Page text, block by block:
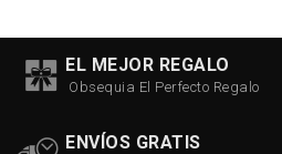
EL MEJOR REGALO
Obsequia El Perfecto Regalo
ENVÍOS GRATIS